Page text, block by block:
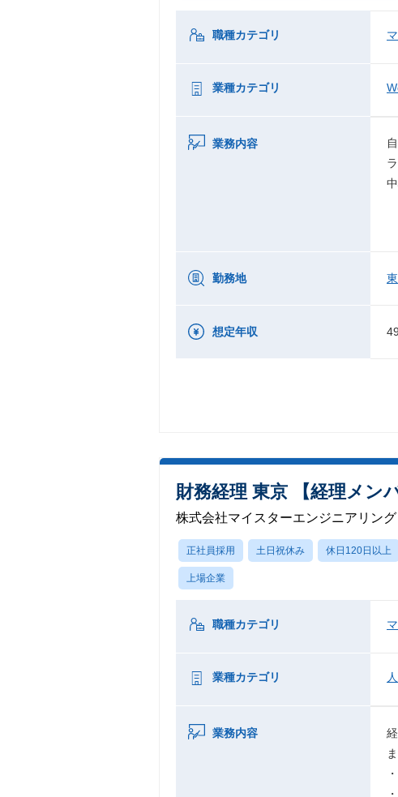
職種カテゴリ
業種カテゴリ
業務内容
勤務地
想定年収
財務経理 東京 【経理メンバ
株式会社マイスターエンジニアリング
正社員採用 土日祝休み 休日120日以上
上場企業
職種カテゴリ
業種カテゴリ
業務内容